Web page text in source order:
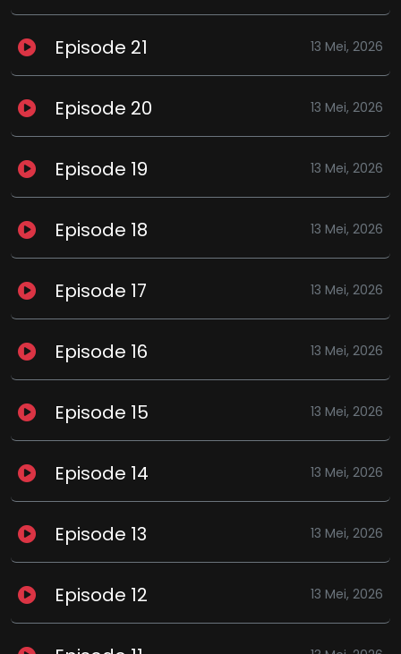
Episode 21 13 Mei, 2026
Episode 20 13 Mei, 2026
Episode 19 13 Mei, 2026
Episode 18 13 Mei, 2026
Episode 17 13 Mei, 2026
Episode 16 13 Mei, 2026
Episode 15 13 Mei, 2026
Episode 14 13 Mei, 2026
Episode 13 13 Mei, 2026
Episode 12 13 Mei, 2026